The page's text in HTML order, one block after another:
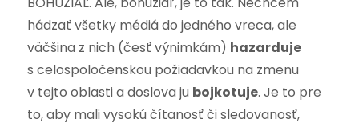
hádzať všetky médiá do jedného vreca, ale
väčšina z nich (česť výnimkám) hazarduje
s celospoločenskou požiadavkou na zmenu
v tejto oblasti a doslova ju bojkotuje. Je to pre
to, aby mali vysokú čítanosť či sledovanosť,